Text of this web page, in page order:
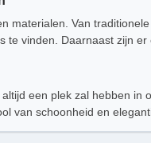
materialen. Van
te vinden. Daarnaast zijn
een plek zal hebben
van schoonheid en